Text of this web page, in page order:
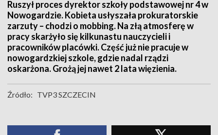
Ruszył proces dyrektor szkoły podstawowej nr 4 w
Nowogardzie. Kobieta usłyszała prokuratorskie
zarzuty – chodzi o mobbing. Na złą atmosferę w
pracy skarżyło się kilkunastu nauczycieli i
pracowników placówki. Część już nie pracuje w
nowogardzkiej szkole, gdzie nadal rządzi
oskarżona. Grożą jej nawet 2 lata więzienia.
Źródło: TVP3 SZCZECIN